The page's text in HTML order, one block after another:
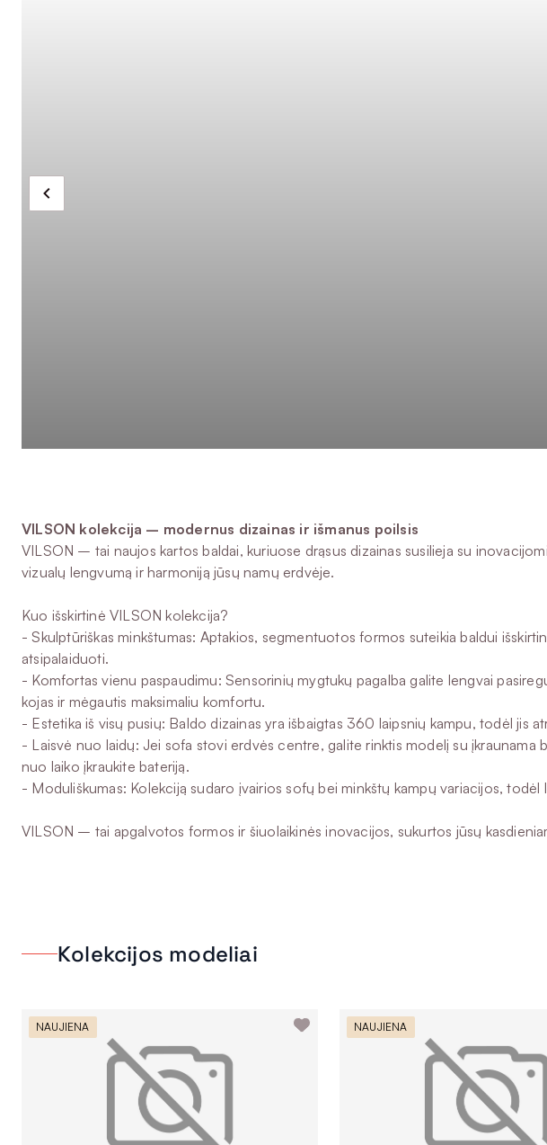
VILSON kolekcija – modernus dizainas ir išmanus poilsis
VILSON – tai naujos kartos baldai, kuriuose drąsus dizainas susilieja su
vizualų lengvumą ir harmoniją jūsų namų erdvėje.
Kuo išskirtinė VILSON kolekcija?
- Skulptūriškas minkštumas: Aptakios, segmentuotos formos suteikia baldui
atsipalaiduoti.
- Komfortas vienu paspaudimu: Sensorinių mygtukų pagalba galite lengvai
kojas ir mėgautis maksimaliu komfortu.
- Estetika iš visų pusių: Baldo dizainas yra išbaigtas 360 laipsnių kampu, todėl jis
- Laisvė nuo laidų: Jei sofa stovi erdvės centre, galite rinktis modelį su
nuo laiko įkraukite bateriją.
- Moduliškumas: Kolekciją sudaro įvairios sofų bei minkštų kampų variacijos,
VILSON – tai apgalvotos formos ir šiuolaikinės inovacijos, sukurtos jūsų
Kolekcijos modeliai
NAUJIENA NAUJIENA